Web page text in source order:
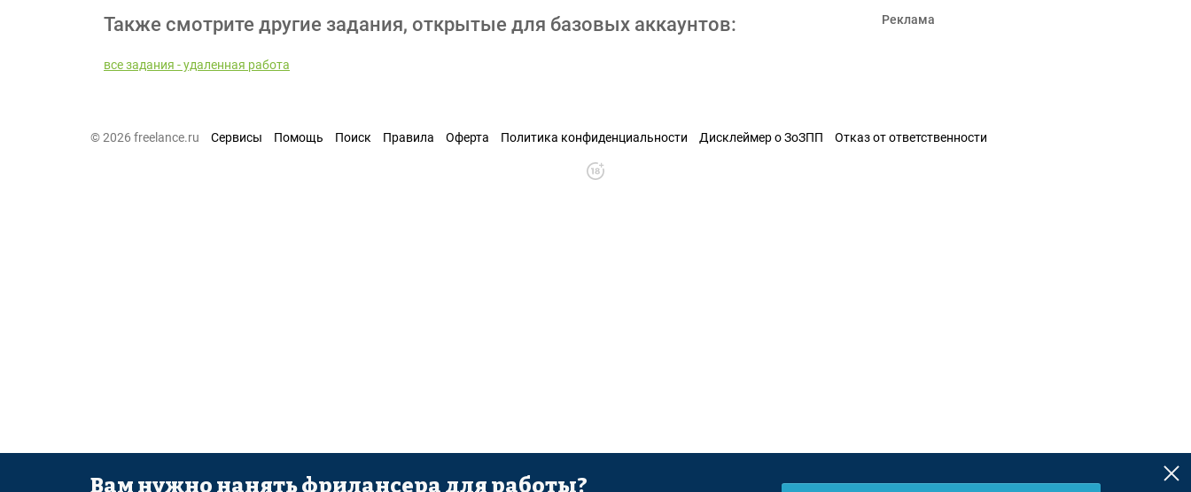
Также смотрите другие задания, открытые для базовых аккаунтов:
все задания - удаленная работа
Реклама
© 2026 freelance.ru Сервисы Помощь Поиск Правила Оферта Политика конфиденциальности Дисклеймер о ЗоЗПП Отказ от ответственности
Вам нужно нанять фрилансера для работы?